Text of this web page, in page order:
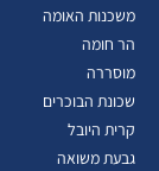
משכנות האומה
הר חומה
מוסררה
שכונת הבוכרים
קרית היובל
גבעת משואה